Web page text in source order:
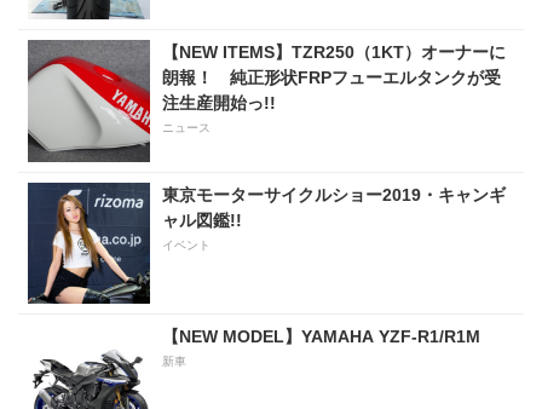
【NEW ITEMS】TZR250（1KT）オーナーに
朗報！ 純正形状FRPフューエルタンクが受
注生産開始っ!!
ニュース
東京モーターサイクルショー2019・キャンギ
ャル図鑑!!
イベント
【NEW MODEL】YAMAHA YZF-R1/R1M
新車